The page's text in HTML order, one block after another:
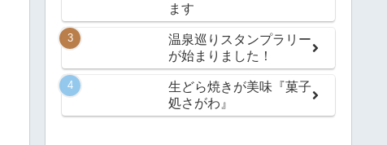
ます
温泉巡りスタンプラリー
が始まりました！
生どら焼きが美味『菓子
処さがわ』